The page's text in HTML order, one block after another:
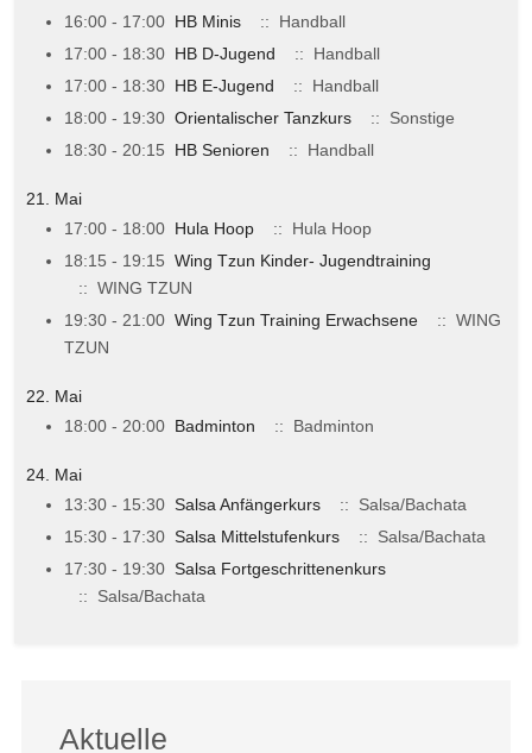
16:00 - 17:00 HB Minis
:: Handball
17:00 - 18:30 HB D-Jugend
:: Handball
17:00 - 18:30 HB E-Jugend
:: Handball
18:00 - 19:30 Orientalischer Tanzkurs
:: Sonstige
18:30 - 20:15 HB Senioren :: Handball
21. Mai
17:00 - 18:00 Hula Hoop
:: Hula Hoop
18:15 - 19:15 Wing Tzun Kinder- Jugendtraining
:: WING TZUN
19:30 - 21:00 Wing Tzun Training Erwachsene
:: WING
TZUN
22. Mai
18:00 - 20:00 Badminton :: Badminton
24. Mai
13:30 - 15:30 Salsa Anfängerkurs
:: Salsa/Bachata
15:30 - 17:30 Salsa Mittelstufenkurs
:: Salsa/Bachata
17:30 - 19:30 Salsa Fortgeschrittenenkurs
:: Salsa/Bachata
Aktuelle